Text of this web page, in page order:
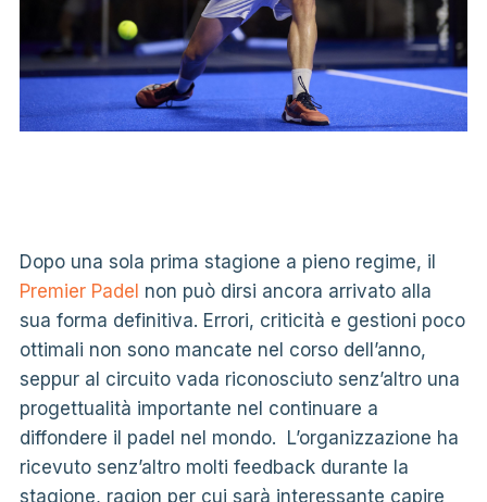
Dopo una sola prima stagione a pieno regime, il
Premier Padel non può dirsi ancora arrivato alla
sua forma definitiva. Errori, criticità e gestioni poco
ottimali non sono mancate nel corso dell’anno,
seppur al circuito vada riconosciuto senz’altro una
progettualità importante nel continuare a
diffondere il padel nel mondo. L’organizzazione ha
ricevuto senz’altro molti feedback durante la
stagione, ragion per cui sarà interessante capire